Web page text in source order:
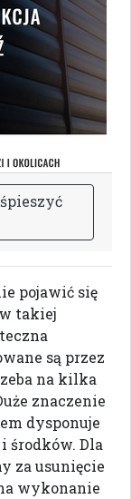
śpieszyć
pojawić się
takiej
są przez
na kilka
znaczenie
dysponuje
środków. Dla
za usunięcie
wykonanie